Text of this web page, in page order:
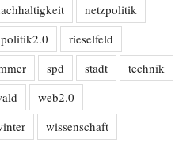
netzpolitik
politik2.0
rieselfeld
spd stadt
technik
web2.0
wissenschaft